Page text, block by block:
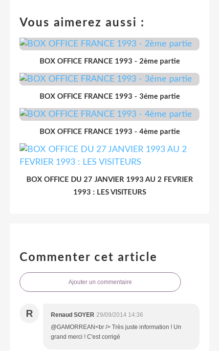
Vous aimerez aussi :
BOX OFFICE FRANCE 1993 - 2ème partie
BOX OFFICE FRANCE 1993 - 3éme partie
BOX OFFICE FRANCE 1993 - 4ème partie
BOX OFFICE DU 27 JANVIER 1993 AU 2 FEVRIER
1993 : LES VISITEURS
Commenter cet article
Ajouter un commentaire
R Renaud SOYER 29/09/2014 14:36
@GAMORREAN<br /> Très juste information ! Un
grand merci ! C'est corrigé